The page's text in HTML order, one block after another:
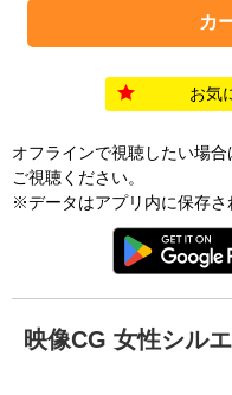
お気
オフラインで視聴したい場
ご視聴ください。
※データはアプリ内に保存さ
映像CG 女性シル